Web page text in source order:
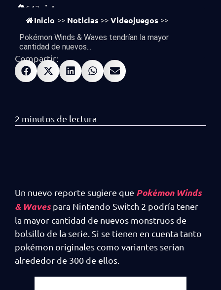
643 vistas
Inicio >> Noticias >> Videojuegos >>
Pokémon Winds & Waves tendrían la mayor
cantidad de nuevos...
Compartir:
Un nuevo reporte sugiere que Pokémon Winds
& Wavespara Nintendo Switch 2 podría tener
la mayor cantidad de nuevos monstruos de
bolsillo de la serie. Si se tienen en cuenta tanto
pokémon originales como variantes serían
alrededor de 300 de ellos.